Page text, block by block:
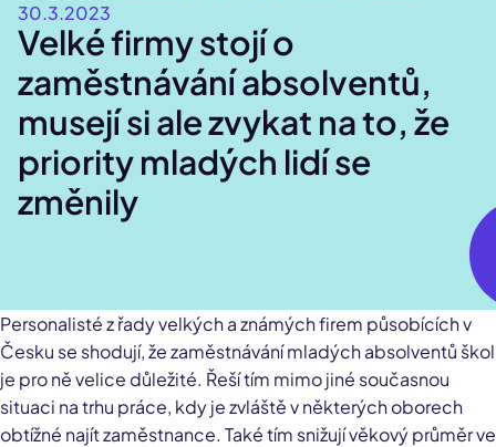
30.3.2023
Velké firmy stojí o
zaměstnávání absolventů,
musejí si ale zvykat na to, že
priority mladých lidí se
změnily
Personalisté z řady velkých a známých firem působících v
Česku se shodují, že zaměstnávání mladých absolventů škol
je pro ně velice důležité. Řeší tím mimo jiné současnou
situaci na trhu práce, kdy je zvláště v některých oborech
obtížné najít zaměstnance. Také tím snižují věkový průměr ve